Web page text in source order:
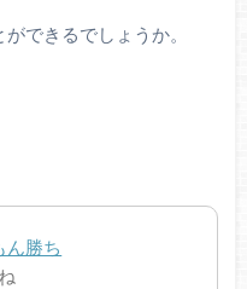
できるでしょうか。
ん勝ち